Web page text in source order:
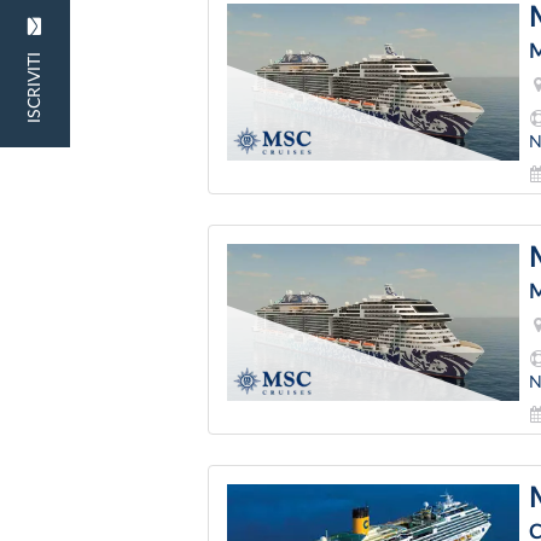
ISCRIVITI